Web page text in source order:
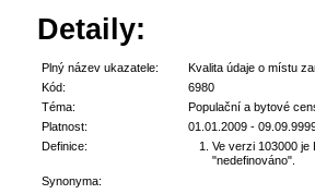
Detaily:
Plný název ukazatele:
Kvalita údaje o místu
Kód:
6980
Téma:
Populační a bytové
Platnost:
01.01.2009 -
Definice:
Ve verzi 103000 je
"nedefinováno".
Synonyma: